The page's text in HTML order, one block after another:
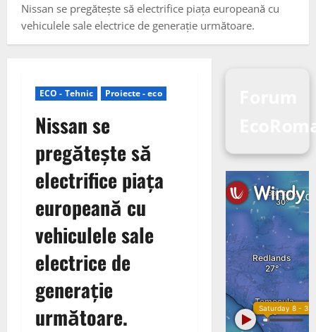
Nissan se pregătește să electrifice piața europeană cu
vehiculele sale electrice de generație următoare.
ECO - Tehnic Proiecte - eco
Nissan se
pregătește să
electrifice piața
europeană cu
vehiculele sale
electrice de
generație
următoare.